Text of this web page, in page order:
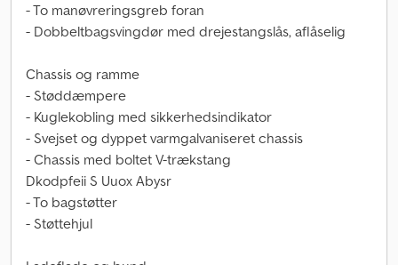
- To manøvreringsgreb foran
- Dobbeltbagsvingdør med drejestangslås, aflåselig
Chassis og ramme
- Støddæmpere
- Kuglekobling med sikkerhedsindikator
- Svejset og dyppet varmgalvaniseret chassis
- Chassis med boltet V-trækstang
Dkodpfeii S Uuox Abysr
- To bagstøtter
- Støttehjul